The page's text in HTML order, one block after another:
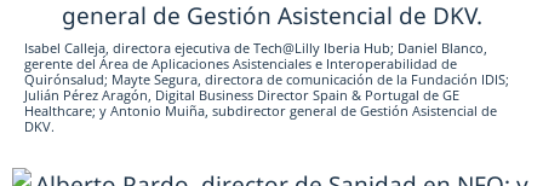
Isabel Calleja, directora ejecutiva de Tech@Lilly Iberia Hub; Daniel Blanco,
gerente del Área de Aplicaciones Asistenciales e Interoperabilidad de
Quirónsalud; Mayte Segura, directora de comunicación de la Fundación IDIS;
Julián Pérez Aragón, Digital Business Director Spain & Portugal de GE
Healthcare; y Antonio Muiña, subdirector general de Gestión Asistencial de
DKV.